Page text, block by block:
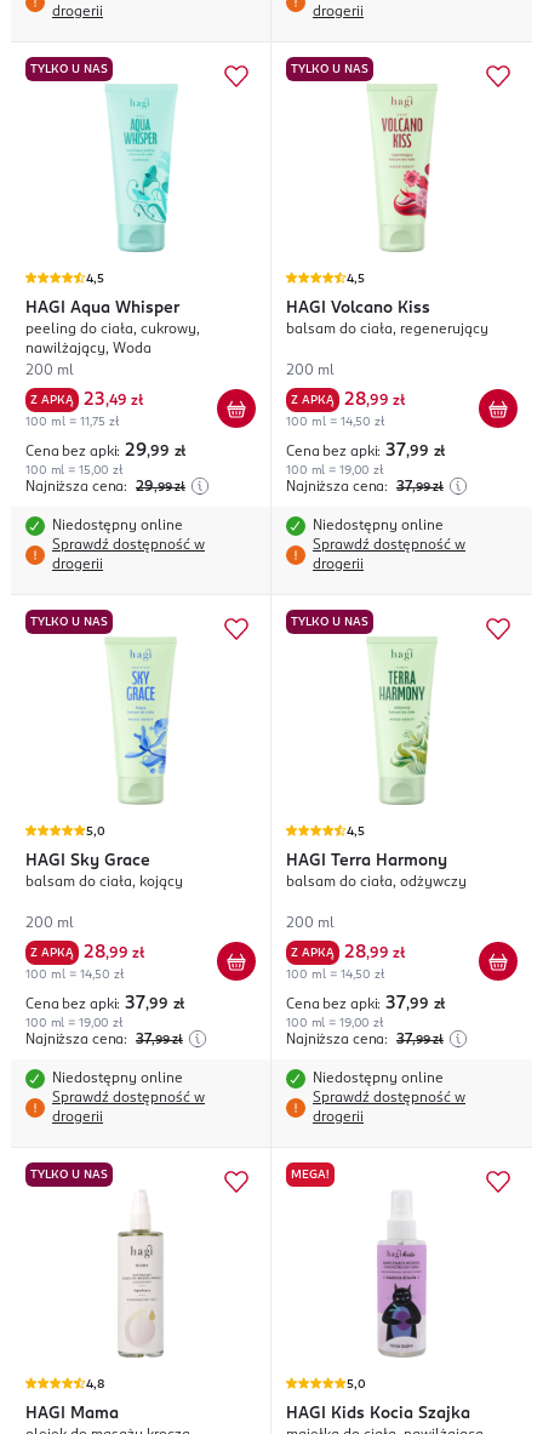
drogerii
drogerii
TYLKO U NAS
4,5
HAGI Aqua Whisper
peeling do ciała, cukrowy,
nawilżający, Woda
200 ml
Z APKĄ 23,49 zł
100 ml = 11,75 zł
Cena bez apki: 29,99 zł
100 ml = 15,00 zł
Najniższa cena: 29,99 zł
Niedostępny online
Sprawdź dostępność w
drogerii
TYLKO U NAS
4,5
HAGI Volcano Kiss
balsam do ciała, regenerujący
200 ml
Z APKĄ 28,99 zł
100 ml = 14,50 zł
Cena bez apki: 37,99 zł
100 ml = 19,00 zł
Najniższa cena: 37,99 zł
Niedostępny online
Sprawdź dostępność w
drogerii
TYLKO U NAS
5,0
HAGI Sky Grace
balsam do ciała, kojący
200 ml
Z APKĄ 28,99 zł
100 ml = 14,50 zł
Cena bez apki: 37,99 zł
100 ml = 19,00 zł
Najniższa cena: 37,99 zł
Niedostępny online
Sprawdź dostępność w
drogerii
TYLKO U NAS
4,5
HAGI Terra Harmony
balsam do ciała, odżywczy
200 ml
Z APKĄ 28,99 zł
100 ml = 14,50 zł
Cena bez apki: 37,99 zł
100 ml = 19,00 zł
Najniższa cena: 37,99 zł
Niedostępny online
Sprawdź dostępność w
drogerii
TYLKO U NAS
4,8
HAGI Mama
MEGA!
5,0
HAGI Kids Kocia Szajka